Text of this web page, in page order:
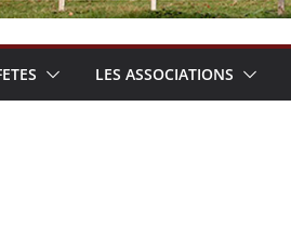
LES ASSOCIATIONS